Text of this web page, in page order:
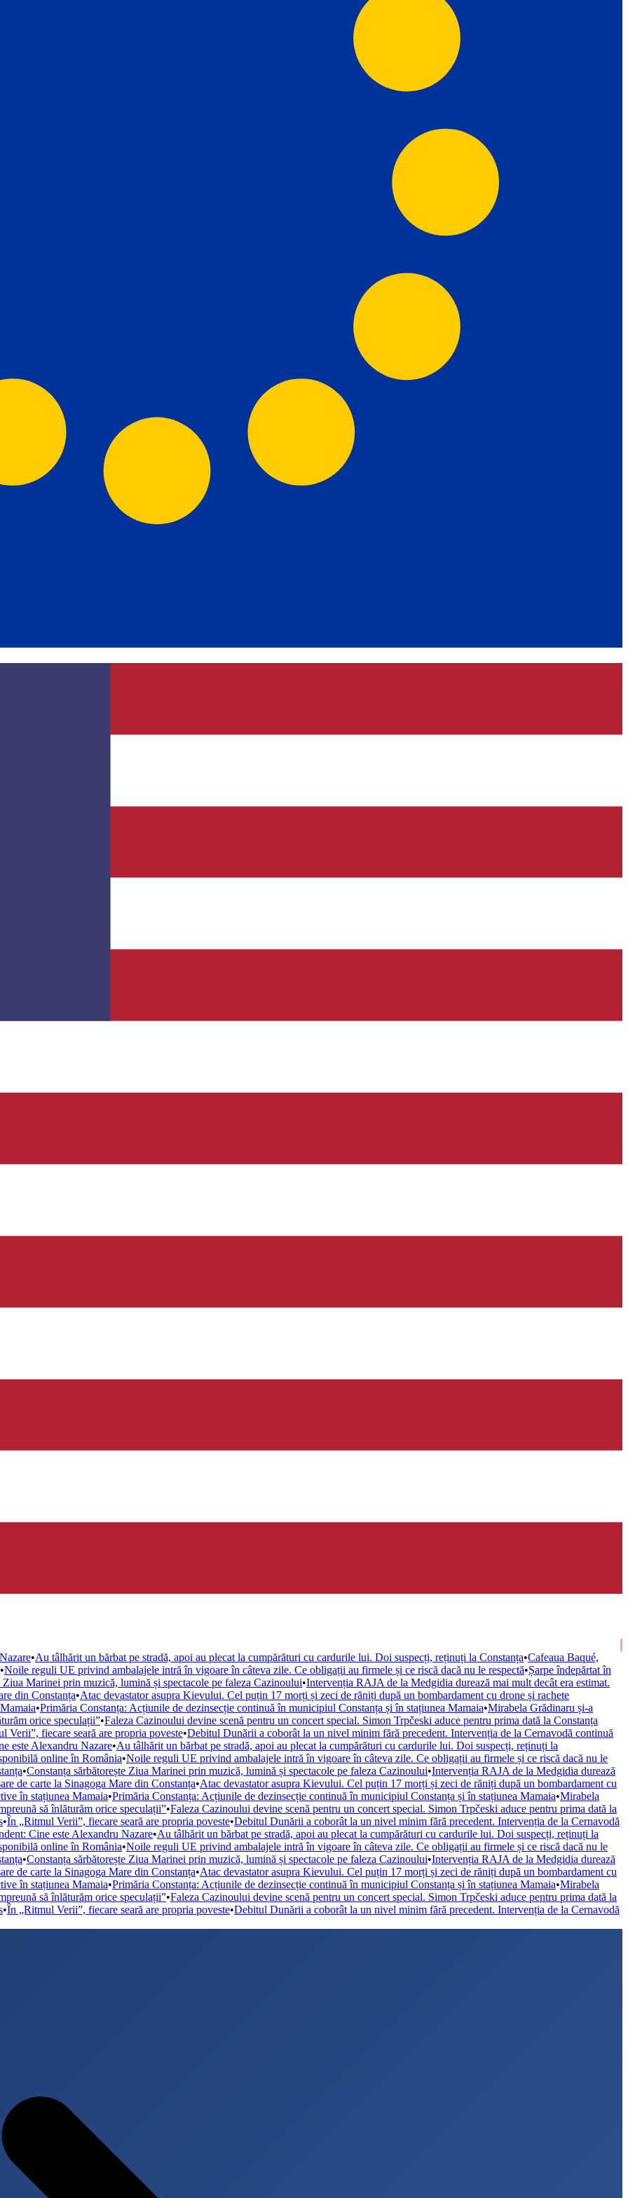
•Au tâlhărit un bărbat pe stradă, apoi au plecat la cumpărături cu cardurile lui. Doi suspecți, reținuți la Constanța•Cafeaua Baqué,
•Noile reguli UE privind ambalajele intră în vigoare în câteva zile. Ce obligații au firmele și ce riscă dacă nu le respectă•Șarpe îndepărtat în
Ziua Marinei prin muzică, lumină și spectacole pe faleza Cazinoului•Intervenția RAJA de la Medgidia durează mai mult decât era estimat.
din Constanța•Atac devastator asupra Kievului. Cel puțin 17 morți și zeci de răniți după un bombardament cu drone și rachete
•Primăria Constanța: Acțiunile de dezinsecție continuă în municipiul Constanța și în stațiunea Mamaia•Mirabela Grădinaru și-a
orice speculații”•Faleza Cazinoului devine scenă pentru un concert special. Simon Trpčeski aduce pentru prima dată la Constanța
Verii”, fiecare seară are propria poveste•Debitul Dunării a coborât la un nivel minim fără precedent. Intervenția de la Cernavodă continuă
este Alexandru Nazare•Au tâlhărit un bărbat pe stradă, apoi au plecat la cumpărături cu cardurile lui. Doi suspecți, reținuți la
online în România•Noile reguli UE privind ambalajele intră în vigoare în câteva zile. Ce obligații au firmele și ce riscă dacă nu le
•Constanța sărbătorește Ziua Marinei prin muzică, lumină și spectacole pe faleza Cazinoului•Intervenția RAJA de la Medgidia durează
de carte la Sinagoga Mare din Constanța•Atac devastator asupra Kievului. Cel puțin 17 morți și zeci de răniți după un bombardament cu
în stațiunea Mamaia•Primăria Constanța: Acțiunile de dezinsecție continuă în municipiul Constanța și în stațiunea Mamaia•Mirabela
să înlăturăm orice speculații”•Faleza Cazinoului devine scenă pentru un concert special. Simon Trpčeski aduce pentru prima dată la
•În „Ritmul Verii”, fiecare seară are propria poveste•Debitul Dunării a coborât la un nivel minim fără precedent. Intervenția de la Cernavodă
Cine este Alexandru Nazare•Au tâlhărit un bărbat pe stradă, apoi au plecat la cumpărături cu cardurile lui. Doi suspecți, reținuți la
online în România•Noile reguli UE privind ambalajele intră în vigoare în câteva zile. Ce obligații au firmele și ce riscă dacă nu le
•Constanța sărbătorește Ziua Marinei prin muzică, lumină și spectacole pe faleza Cazinoului•Intervenția RAJA de la Medgidia durează
de carte la Sinagoga Mare din Constanța•Atac devastator asupra Kievului. Cel puțin 17 morți și zeci de răniți după un bombardament cu
în stațiunea Mamaia•Primăria Constanța: Acțiunile de dezinsecție continuă în municipiul Constanța și în stațiunea Mamaia•Mirabela
să înlăturăm orice speculații”•Faleza Cazinoului devine scenă pentru un concert special. Simon Trpčeski aduce pentru prima dată la
•În „Ritmul Verii”, fiecare seară are propria poveste•Debitul Dunării a coborât la un nivel minim fără precedent. Intervenția de la Cernavodă